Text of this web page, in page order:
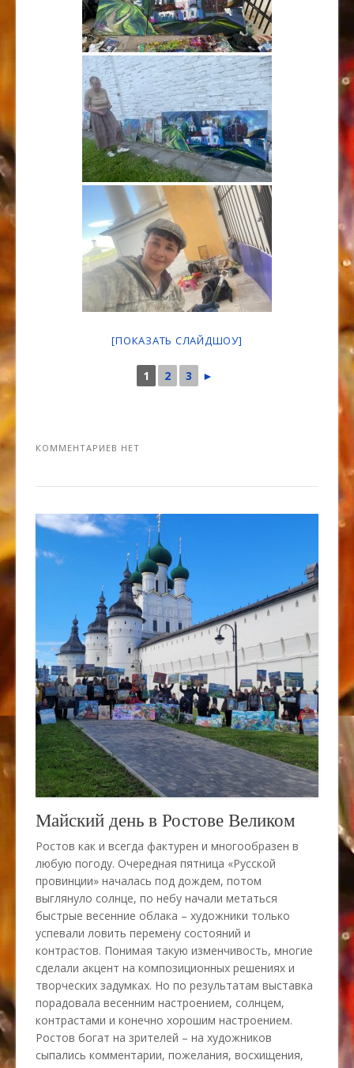
[ПОКАЗАТЬ СЛАЙДШОУ]
1 2 3 ►
КОММЕНТАРИЕВ НЕТ
Майский день в Ростове Великом
Ростов как и всегда фактурен и многообразен в
любую погоду. Очередная пятница «Русской
провинции» началась под дождем, потом
выглянуло солнце, по небу начали метаться
быстрые весенние облака – художники только
успевали ловить перемену состояний и
контрастов. Понимая такую изменчивость, многие
сделали акцент на композиционных решениях и
творческих задумках. Но по результатам выставка
порадовала весенним настроением, солнцем,
контрастами и конечно хорошим настроением.
Ростов богат на зрителей – на художников
сыпались комментарии, пожелания, восхищения,